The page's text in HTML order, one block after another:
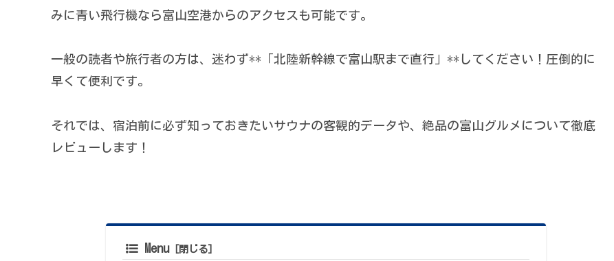
みに青い飛行機なら富山空港からのアクセスも可能です。
一般の読者や旅行者の方は、迷わず**「北陸新幹線で富山駅まで直行」**してください！圧倒的に
早くて便利です。
それでは、宿泊前に必ず知っておきたいサウナの客観的データや、絶品の富山グルメについて徹底
レビューします！
Menu